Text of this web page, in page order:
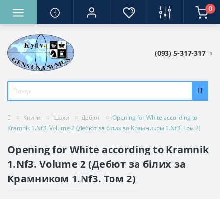
0
(093) 5-317-317
Книги Шахи Дебют
Opening for White according to
Kramnik 1.Nf3. Volume 2 (Дебют за білих за Крамником 1.Nf3. Том 2)
Opening for White according to Kramnik
1.Nf3. Volume 2 (Дебют за білих за
Крамником 1.Nf3. Том 2)